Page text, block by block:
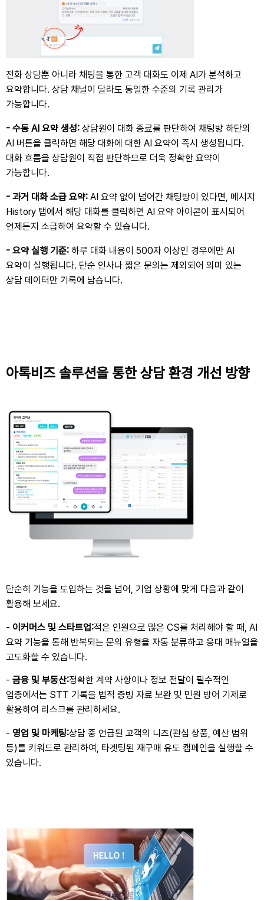
전화 상담뿐 아니라 채팅을 통한 고객 대화도 이제 AI가 분석하고
요약합니다. 상담 채널이 달라도 동일한 수준의 기록 관리가
가능합니다.
- 수동 AI 요약 생성: 상담원이 대화 종료를 판단하여 채팅방 하단의
AI 버튼을 클릭하면 해당 대화에 대한 AI 요약이 즉시 생성됩니다.
대화 흐름을 상담원이 직접 판단하므로 더욱 정확한 요약이
가능합니다.
- 과거 대화 소급 요약: AI 요약 없이 넘어간 채팅방이 있다면, 메시지
History 탭에서 해당 대화를 클릭하면 AI 요약 아이콘이 표시되어
언제든지 소급하여 요약할 수 있습니다.
- 요약 실행 기준: 하루 대화 내용이 500자 이상인 경우에만 AI
요약이 실행됩니다. 단순 인사나 짧은 문의는 제외되어 의미 있는
상담 데이터만 기록에 남습니다.
아톡비즈 솔루션을 통한 상담 환경 개선 방향
단순히 기능을 도입하는 것을 넘어 , 기업 상황에 맞게 다음과 같이
활용해 보세요.
- 이커머스 및 스타트업:적은 인원으로 많은 CS를 처리해야 할 때 , AI
요약 기능을 통해 반복되는 문의 유형을 자동 분류하고 응대 매뉴얼을
고도화할 수 있습니다.
- 금융 및 부동산:정확한 계약 사항이나 정보 전달이 필수적인
업종에서는 STT 기록을 법적 증빙 자료 보완 및 민원 방어 기제로
활용하여 리스크를 관리하세요.
- 영업 및 마케팅:상담 중 언급된 고객의 니즈(관심 상품, 예산 범위
등)를 키워드로 관리하여 , 타겟팅된 재구매 유도 캠페인을 실행할 수
있습니다.